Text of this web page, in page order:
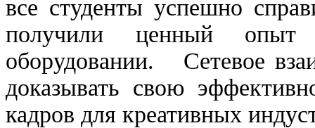
все студенты успешно
получили ценный опыт
оборудовании. Сетевое
доказывать свою
кадров для креативных